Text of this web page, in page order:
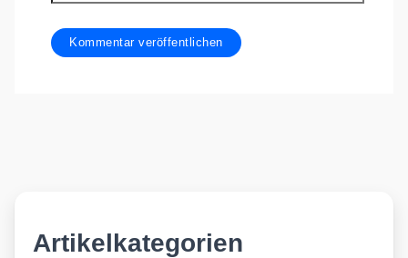
Artikelkategorien